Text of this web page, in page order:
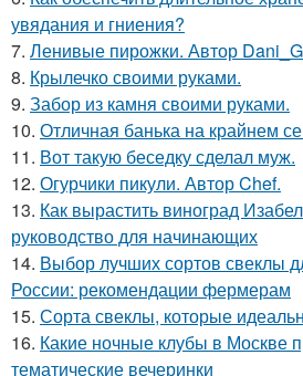
увядания и гниения?
7. Ленивые пирожки. Автор
8. Крылечко своими руками.
9. Забор из камня своими руками.
10. Отличная банька на крайнем
11. Вот такую беседку сделал муж.
12. Огурчики пикули. Автор Chef.
13. Как вырастить виноград
руководство для начинающих
14. Выбор лучших сортов свеклы
России: рекомендации фермерам
15. Сорта свеклы, которые
16. Какие ночные клубы в Москве
тематические вечеринки